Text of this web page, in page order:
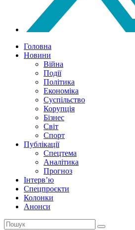
Головна
Новини
Війна
Події
Політика
Економіка
Суспільство
Корупція
Бізнес
Світ
Спорт
Публікації
Спецтема
Аналітика
Прогноз
Інтерв’ю
Спецпроєкти
Колонки
Анонси